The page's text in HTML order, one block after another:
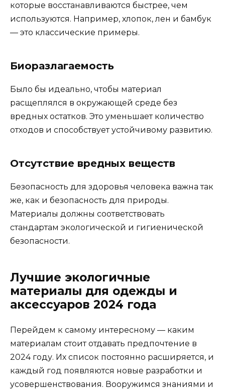
которые восстанавливаются быстрее, чем
используются. Например, хлопок, лен и бамбук
— это классические примеры.
Биоразлагаемость
Было бы идеально, чтобы материал
расщеплялся в окружающей среде без
вредных остатков. Это уменьшает количество
отходов и способствует устойчивому развитию.
Отсутствие вредных веществ
Безопасность для здоровья человека важна так
же, как и безопасность для природы.
Материалы должны соответствовать
стандартам экологической и гигиенической
безопасности.
Лучшие экологичные
материалы для одежды и
аксессуаров 2024 года
Перейдем к самому интересному — каким
материалам стоит отдавать предпочтение в
2024 году. Их список постоянно расширяется, и
каждый год появляются новые разработки и
усовершенствования. Вооружимся знаниями и